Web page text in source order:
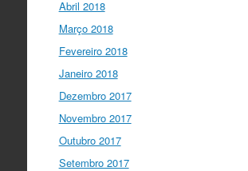
Abril 2018
Março 2018
Fevereiro 2018
Janeiro 2018
Dezembro 2017
Novembro 2017
Outubro 2017
Setembro 2017